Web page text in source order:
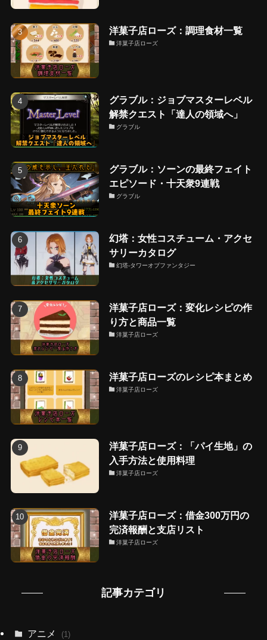
洋菓子店ローズ：調理食材一覧
洋菓子店ローズ
グラブル：ジョブマスターレベル
解禁クエスト「達人の領域へ」
グラブル
グラブル：ソーンの最終フェイト
エピソード・十天衆9連戦
グラブル
幻塔：女性コスチューム・アクセ
サリーカタログ
幻塔-タワーオブファンタジー
洋菓子店ローズ：変化レシピの作
り方と商品一覧
洋菓子店ローズ
洋菓子店ローズのレシピ本まとめ
洋菓子店ローズ
洋菓子店ローズ：「パイ生地」の
入手方法と使用料理
洋菓子店ローズ
洋菓子店ローズ：借金300万円の
完済報酬と支店リスト
洋菓子店ローズ
記事カテゴリ
アニメ (1)